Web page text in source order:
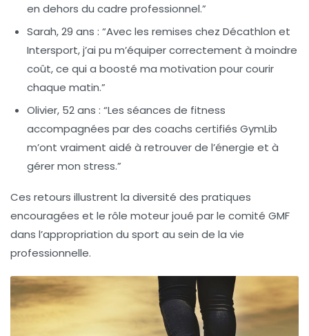
en dehors du cadre professionnel.”
Sarah, 29 ans : “Avec les remises chez Décathlon et
Intersport, j’ai pu m’équiper correctement à moindre
coût, ce qui a boosté ma motivation pour courir
chaque matin.”
Olivier, 52 ans : “Les séances de fitness
accompagnées par des coachs certifiés GymLib
m’ont vraiment aidé à retrouver de l’énergie et à
gérer mon stress.”
Ces retours illustrent la diversité des pratiques
encouragées et le rôle moteur joué par le comité GMF
dans l’appropriation du sport au sein de la vie
professionnelle.